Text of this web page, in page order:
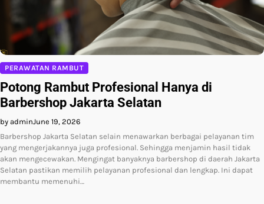
PERAWATAN RAMBUT
Potong Rambut Profesional Hanya di
Barbershop Jakarta Selatan
by adminJune 19, 2026
Barbershop Jakarta Selatan selain menawarkan berbagai pelayanan tim
yang mengerjakannya juga profesional. Sehingga menjamin hasil tidak
akan mengecewakan. Mengingat banyaknya barbershop di daerah Jakarta
Selatan pastikan memilih pelayanan profesional dan lengkap. Ini dapat
membantu memenuhi…